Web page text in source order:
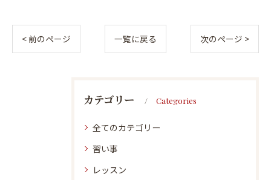
< 前のページ 一覧に戻る 次のページ >
カテゴリー Categories
全てのカテゴリー
習い事
レッスン